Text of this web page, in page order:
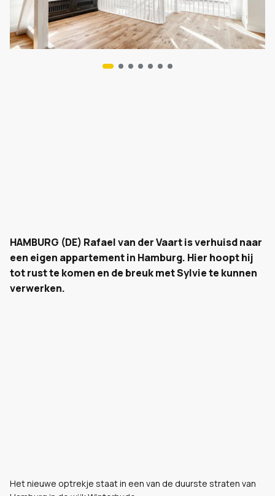
HAMBURG (DE) Rafael van der Vaart is verhuisd naar
een eigen appartement in Hamburg. Hier hoopt hij
tot rust te komen en de breuk met Sylvie te kunnen
verwerken.
Het nieuwe optrekje staat in een van de duurste straten van